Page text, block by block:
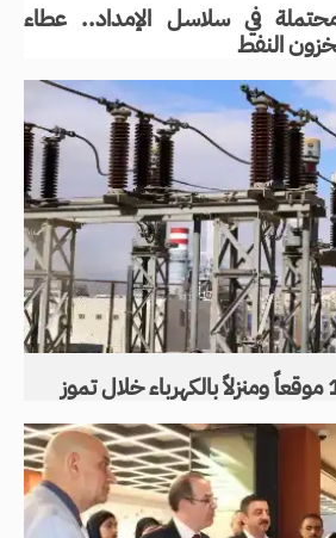
في سلاسل الإمداد.. عطاء
النفط